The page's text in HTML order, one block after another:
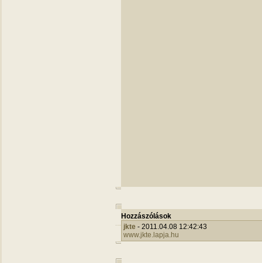
Hozzászólások
jkte - 2011.04.08 12:42:43
www.jkte.lapja.hu